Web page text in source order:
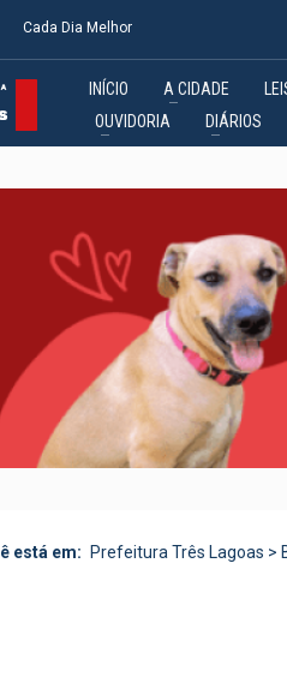
Cada Dia Melhor
INÍCIO A CIDADE
OUVIDORIA
DIÁRIOS
está em: Prefeitura Três Lagoas >